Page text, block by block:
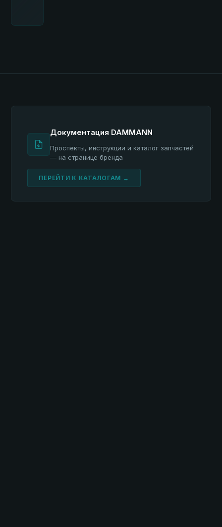
Документация DAMMANN
Проспекты, инструкции и каталог запчастей
— на странице бренда
ПЕРЕЙТИ К КАТАЛОГАМ →